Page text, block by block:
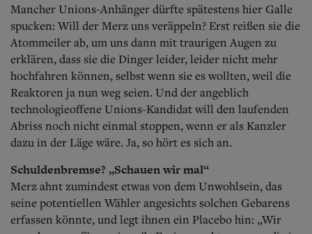
Mancher Unions-Anhänger dürfte spätestens hier Galle
spucken: Will der Merz uns veräppeln? Erst reißen sie die
Atommeiler ab, um uns dann mit traurigen Augen zu
erklären, dass sie die Dinger leider, leider nicht mehr
hochfahren können, selbst wenn sie es wollten, weil die
Reaktoren ja nun weg seien. Und der angeblich
technologieoffene Unions-Kandidat will den laufenden
Abriss noch nicht einmal stoppen, wenn er als Kanzler
dazu in der Läge wäre. Ja, so hört es sich an.
Schuldenbremse? „Schauen wir mal“
Merz ahnt zumindest etwas von dem Unwohlsein, das
seine potentiellen Wähler angesichts solchen Gebarens
erfassen könnte, und legt ihnen ein Placebo hin: „Wir